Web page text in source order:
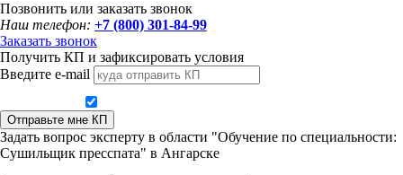
Позвонить или заказать звонок
Наш телефон: +7 (800) 301-84-99
Заказать звонок
Получить КП и зафиксировать условия
Введите e-mail
Отправьте мне КП
Задать вопрос эксперту в области "Обучение по специальности:
Сушильщик пресспата" в Ангарске